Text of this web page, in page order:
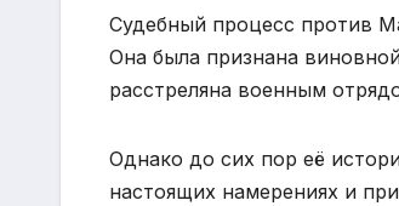
Судебный процесс против
Она была признана
расстреляна военным
Однако до сих пор её
настоящих намерениях и